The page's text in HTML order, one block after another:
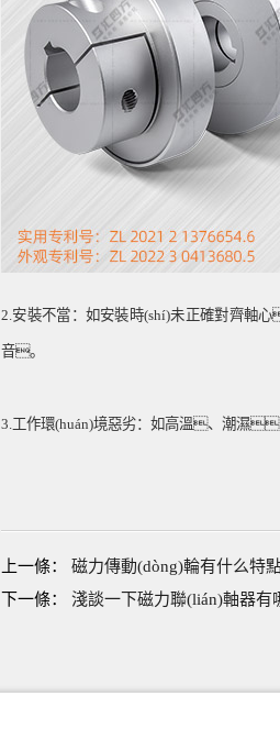
2.安裝不當：如安裝時(shí)未正確對齊軸
音。
3.工作環(huán)境惡劣：如高溫、潮濕
上一條： 磁力傳動(dòng)輪有什么
下一條： 淺談一下磁力聯(lián)軸器